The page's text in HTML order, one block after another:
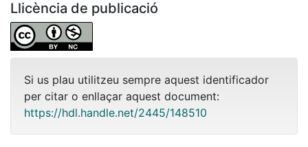
Llicència de publicació
Si us plau utilitzeu sempre aquest identificador
per citar o enllaçar aquest document:
https://hdl.handle.net/2445/148510